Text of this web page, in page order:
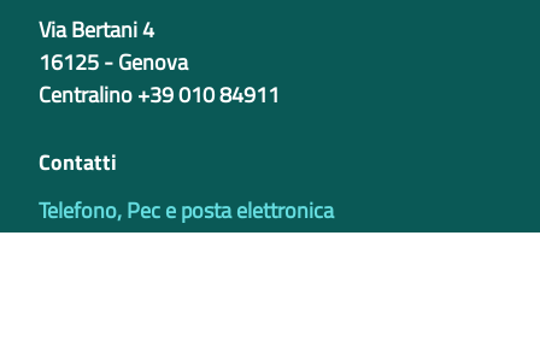
Via Bertani 4
16125 - Genova
Centralino +39 010 84911
Contatti
Telefono, Pec e posta elettronica